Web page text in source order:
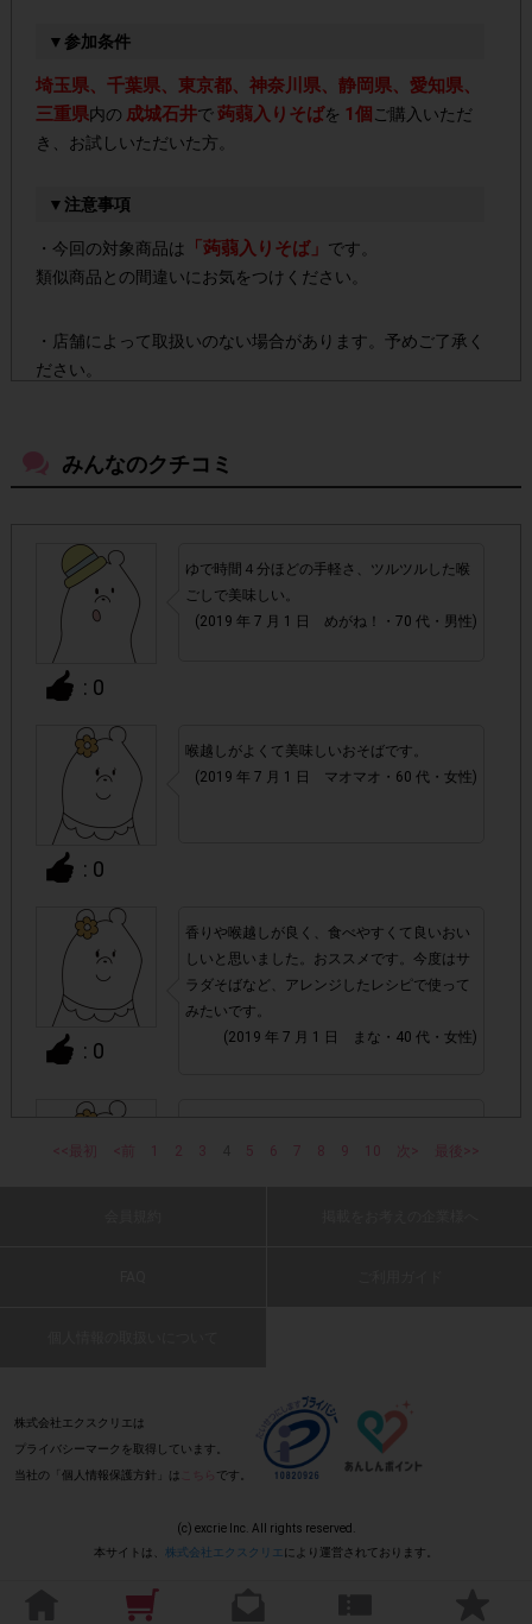
▼参加条件
埼玉県、千葉県、東京都、神奈川県、静岡県、愛知県、
三重県内の 成城石井で蒟蒻入りそばを 1個 ご購入いただ
き、お試しいただいた方。
▼注意事項
・今回の対象商品は 「蒟蒻入りそば」 です。
類似商品との間違いにお気をつけください。
・店舗によって取扱いのない場合があります。予めご了承く
ださい。
上限に達しても、掲載期間内のアンケート回答が可能です。
回の参加とさせていただいております。
・悪質な投稿があった場合、 アカウントを停止 させていた
だくこともあります。
て、機種によってはアンケートに回答できない場合がござい
ます。
▼ポイント付与対象外
・上記参加条件(対象商品・購入チェーン・回答期間・
指定購入数)以外
・ECサイトやネットスーパーでのご購入
・購入できなかった/指定個数を購入できなかった場合
・他のサイトでの参加を含めて、1つのアンケートに対して
・画像は、jpg、jpeg、pngの拡張子で送ってください。
・レシートが長くなり、全体を撮影すると文字が見えにくく
付」「対象商品名」「購入数」が確認できるよう
トを折り曲げ、撮影してください。
みんなのクチコミ
: 0
ゆで時間４分ほどの手軽さ、ツルツルした喉
ごしで美味しい。
(2019 年 7 月 1 日 めがね！・70 代・男性)
: 0
喉越しがよくて美味しいおそばです。
(2019 年 7 月 1 日 マオマオ・60 代・女性)
: 0
香りや喉越しが良く、食べやすくて良いおい
しいと思いました。おススメです。今度はサ
ラダそばなど、アレンジしたレシピで使って
みたいです。
(2019 年 7 月 1 日 まな・40 代・女性)
ったです。これからの季節にオススメです。
: 0
<<最初 <前 1 2 3 5 6 7 8 9 10 次> 最後>>
株式会社エクスクリエは
プライバシーマークを取得しています。
当社の「個人情報保護方針」は
です。
(c) excrie Inc. All rights reserved.
本サイトは、 株式会社エクスクリエにより運営されております。